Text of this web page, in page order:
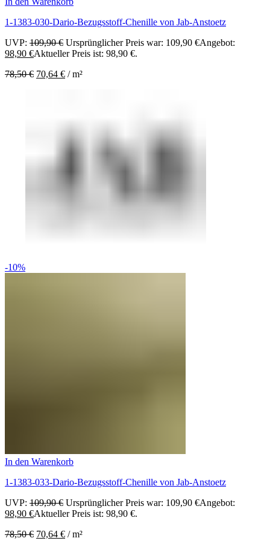
1-1383-030-Dario-Bezugsstoff-Chenille von Jab-Anstoetz
UVP: 109,90€ Ursprünglicher Preis war: 109,90 €Angebot:
98,90 €Aktueller Preis ist: 98,90 €.
78,50€ 70,64 € /m²
-10%
In den Warenkorb
1-1383-033-Dario-Bezugsstoff-Chenille von Jab-Anstoetz
UVP: 109,90€ Ursprünglicher Preis war: 109,90 €Angebot:
98,90 €Aktueller Preis ist: 98,90 €.
78,50€ 70,64 € /m²